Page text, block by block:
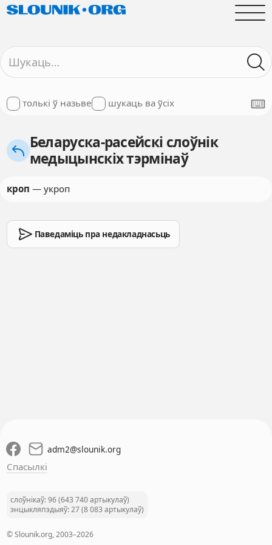
толькі ў назьве шукаць ва ўсіх
Беларуска-расейскі слоўнік
медыцынскіх тэрмінаў
кроп — укроп
Паведаміць пра недакладнасьць
adm2@slounik.org
Спасылкі
слоўнікаў: 96 (643 740 артыкулаў)
энцыкляпэдыяў: 27 (8 083 артыкулаў)
© Slounik.org, 2003–2026